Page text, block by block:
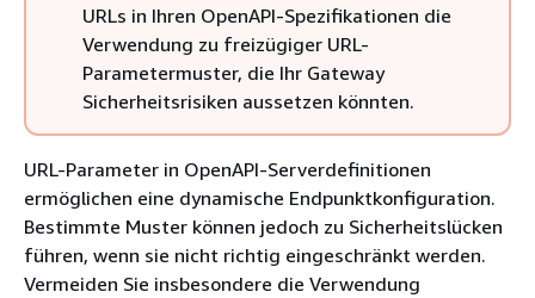
URLs in Ihren OpenAPI-Spezifikationen die
Verwendung zu freizügiger URL-
Parametermuster, die Ihr Gateway
Sicherheitsrisiken aussetzen könnten.
URL-Parameter in OpenAPI-Serverdefinitionen
ermöglichen eine dynamische Endpunktkonfiguration.
Bestimmte Muster können jedoch zu Sicherheitslücken
führen, wenn sie nicht richtig eingeschränkt werden.
Vermeiden Sie insbesondere die Verwendung